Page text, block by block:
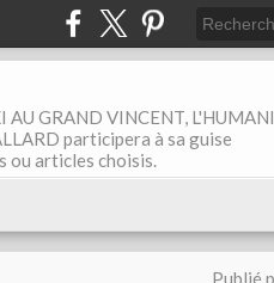
AU GRAND VINCENT,
participera à sa guise
ou articles choisis.
Publié